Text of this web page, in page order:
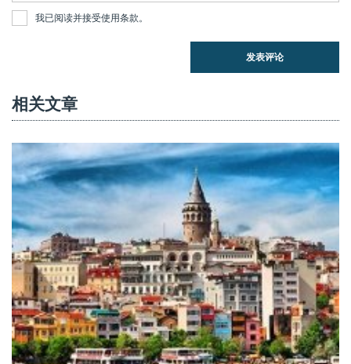
我已阅读并接受使用条款。
发表评论
相关文章